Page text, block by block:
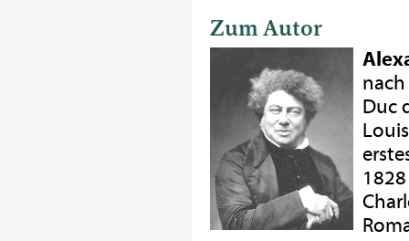
Zum Autor
Duc